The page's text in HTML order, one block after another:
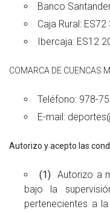
Banco
Caja Rural:
Ibercaja: ES12
COMARCA DE CUENCAS
Teléfono: 978-
E-mail:
Autorizo y acepto las
(1)Autorizo a
bajo la
pertenecientes a